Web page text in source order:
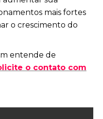
mais fortes
o crescimento do
entende de
o contato com